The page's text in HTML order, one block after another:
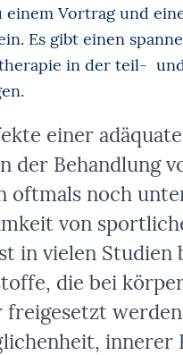
einem Vortrag und
Es gibt einen
in der teil-
einer
der Behandlung
oftmals noch
von
in vielen Studien
die bei
freigesetzt
innerer